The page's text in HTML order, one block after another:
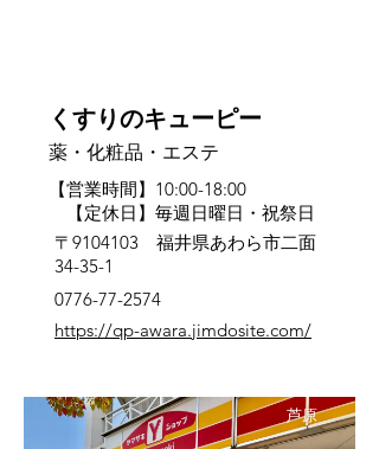
くすりのキューピー
薬・化粧品・エステ
【営業時間】10:00-18:00
【定休日】毎週日曜日・祝祭日
〒9104103 福井県あわら市二面
34-35-1
0776-77-2574
https://qp-awara.jimdosite.com/
芦原